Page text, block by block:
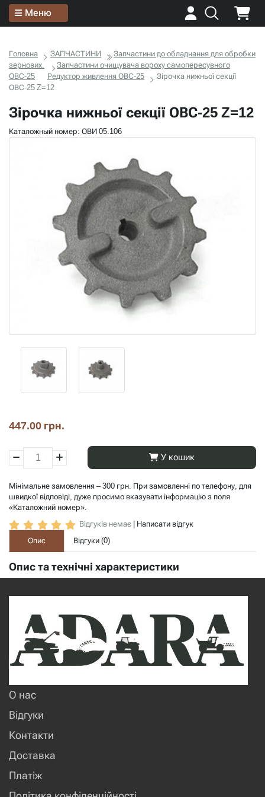
Меню
Головна ЗАПЧАСТИНИ
Запчастини до обладнання для обробки
зернових.
Запчастини очищувача вороху самопересувного
ОВС-25
Редуктор живлення ОВС-25
Зірочка нижньої секції
ОВС-25 Z=12
Зірочка нижньої секції ОВС-25 Z=12
Каталожный номер: ОВИ 05.106
447.00 грн.
У кошик
Мінімальне замовлення – 300 грн. При замовленні по телефону, для
швидкої відповіді, дуже просимо вказувати інформацію з поля
«Каталожний номер».
Відгуків немає
Написати відгук
Опис
Відгуки (0)
Опис та технічні характеристики
О нас
Відгуки
Контакти
Доставка
Платіж